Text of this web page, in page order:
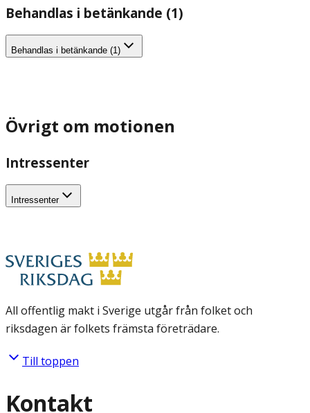
Behandlas i betänkande (1)
Behandlas i betänkande (1)
Övrigt om motionen
Intressenter
Intressenter
All offentlig makt i Sverige utgår från folket och
riksdagen är folkets främsta företrädare.
Till toppen
Kontakt